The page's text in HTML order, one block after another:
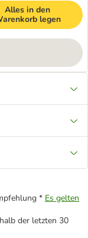
Alles in den
legen
* Es gelten
der letzten 30